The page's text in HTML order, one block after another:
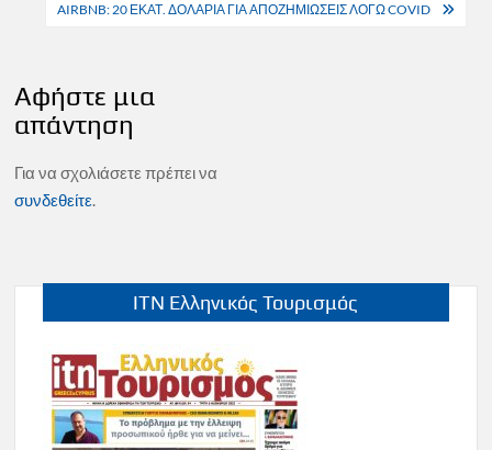
AIRBNB: 20 ΕΚΑΤ. ΔΟΛΑΡΙΑ ΓΙΑ ΑΠΟΖΗΜΙΩΣΕΙΣ ΛΟΓΩ COVID
Αφήστε μια
απάντηση
Για να σχολιάσετε πρέπει να
συνδεθείτε.
ITN Ελληνικός Τουρισμός